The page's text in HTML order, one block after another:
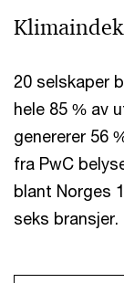
20 selskaper
hele 85 % av
genererer 56
fra PwC
blant Norges
seks